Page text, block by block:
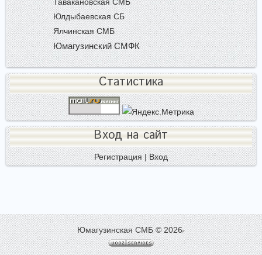
Тавакановская СМБ
Юлдыбаевская СБ
Ялчинская СМБ
Юмагузинский СМФК
Статистика
Вход на сайт
Регистрация|Вход
Юмагузинская СМБ © 2026